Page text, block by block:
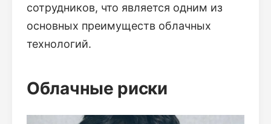
сотрудников, что является одним из
основных преимуществ облачных
технологий.
Облачные риски